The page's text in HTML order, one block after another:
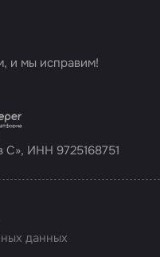
и мы исправим!
ИНН 9725168751
данных